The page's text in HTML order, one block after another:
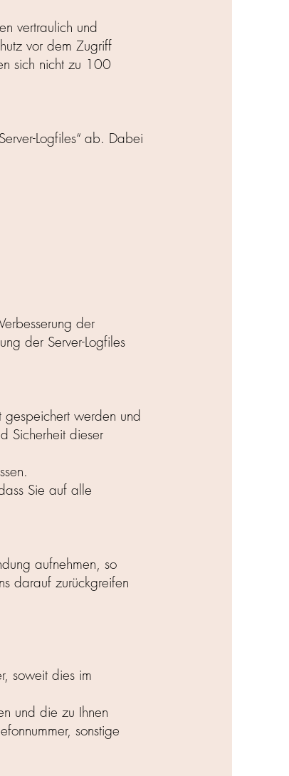
vertraulich und
vor dem Zugriff
sich nicht zu 100
Logfiles“ ab. Dabei
der
der Server-Logfiles
werden und
Sicherheit dieser
Sie auf alle
aufnehmen, so
darauf zurückgreifen
soweit dies im
und die zu Ihnen
sonstige